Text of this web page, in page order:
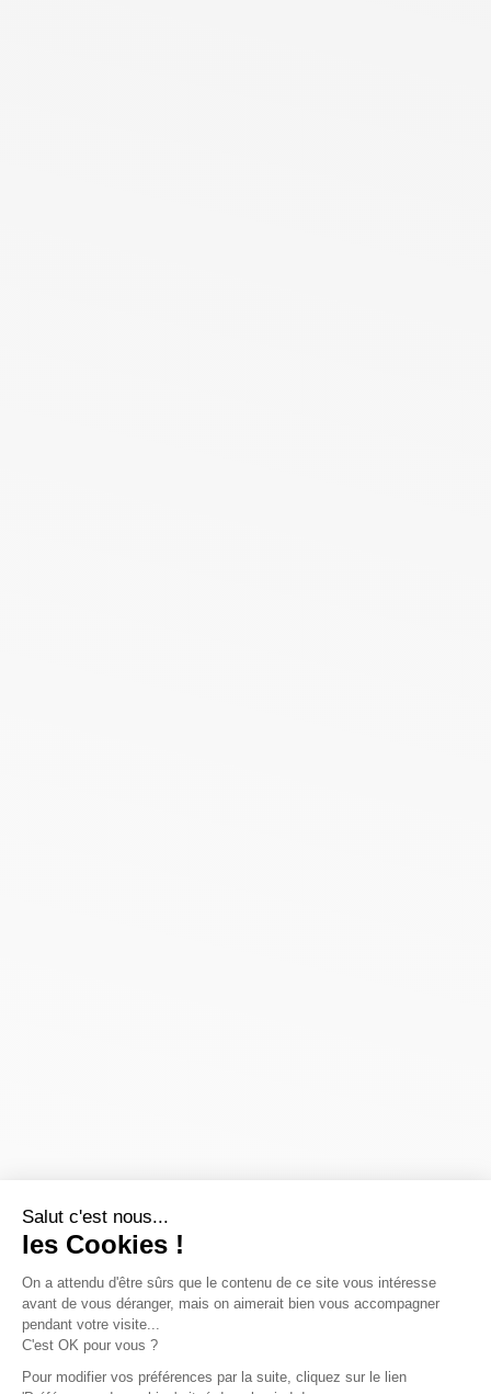
Salut c'est nous...
les Cookies !
On a attendu d'être sûrs que le contenu de ce site vous intéresse
avant de vous déranger, mais on aimerait bien vous accompagner
pendant votre visite...
C'est OK pour vous ?
Pour modifier vos préférences par la suite, cliquez sur le lien